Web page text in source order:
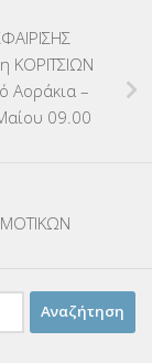
ΚΟΡΙΤΣΙΩΝ
Αοράκια –
09.00